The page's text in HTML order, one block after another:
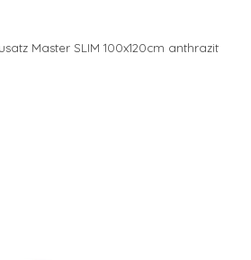
Master SLIM 100x120cm anthrazit